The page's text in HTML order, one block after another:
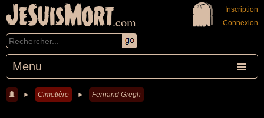
JeSuisMort.com
Menu
Inscription
Connexion
► Cimetière ► Fernand Gregh